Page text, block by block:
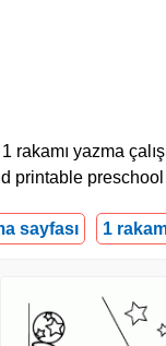
rakamı yazma
printable
sayfası 1